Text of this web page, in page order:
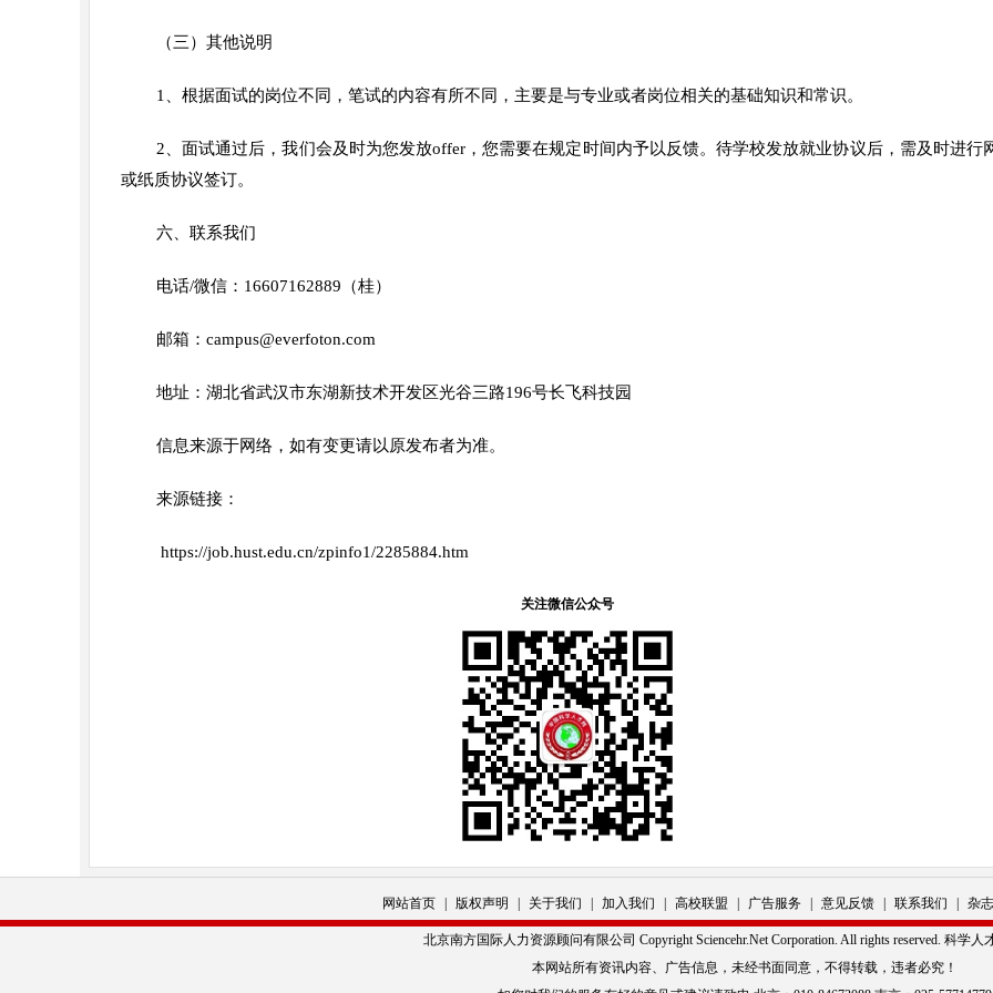
（三）其他说明
1、根据面试的岗位不同，笔试的内容有所不同，主要是与专业或者岗位相关的基础知识和常识。
2、面试通过后，我们会及时为您发放offer，您需要在规定时间内予以反馈。待学校发放就业协议后，需及时进行
或纸质协议签订。
六、联系我们
电话/微信：16607162889（桂）
邮箱：campus@everfoton.com
地址：湖北省武汉市东湖新技术开发区光谷三路196号长飞科技园
信息来源于网络，如有变更请以原发布者为准。
来源链接：
https://job.hust.edu.cn/zpinfo1/2285884.htm
关注微信公众号
网站首页 版权声明 关于我们 加入我们 高校联盟 广告服务 意见反馈 联系我们 杂
北京南方国际人力资源顾问有限公司 Copyright Sciencehr.Net Corporation. All rights reserved. 科学人
本网站所有资讯内容、广告信息，未经书面同意，不得转载，违者必究！